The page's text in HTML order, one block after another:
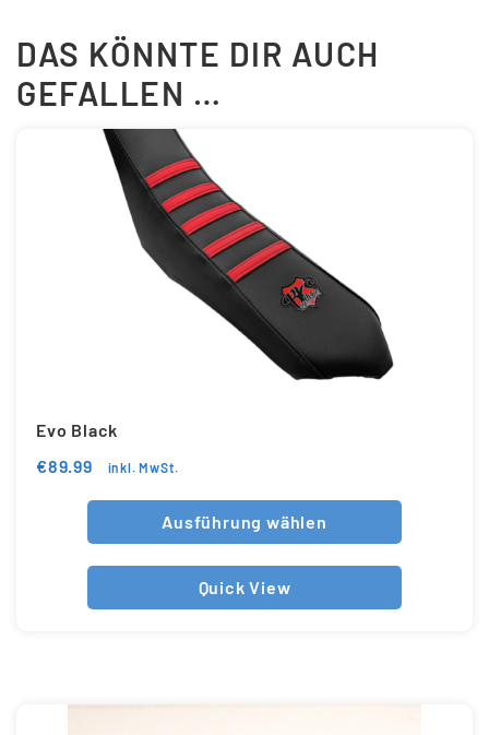
DAS KÖNNTE DIR AUCH
GEFALLEN …
Evo Black
€89.99 inkl. MwSt.
Ausführung wählen
Quick View